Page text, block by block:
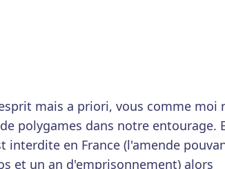
mais a priori, vous comme moi
polygames dans notre entourage.
interdite en France (l'amende
et un an d'emprisonnement) alors